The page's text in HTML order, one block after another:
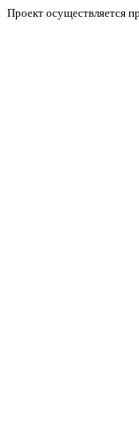
Проект осуществляется